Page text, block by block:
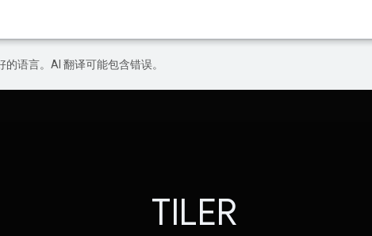
语言。AI 翻译可能包含错误。
TILER